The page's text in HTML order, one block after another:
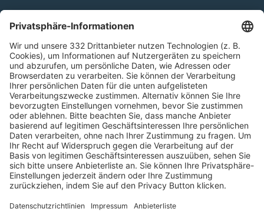
Kontakt
HÄUFIG BESUCHTE SEITEN
Pässe und Vereinswechsel
Trainerausbildung
Schulungsangebot Vereinsmitarbeiter
BFV-Geschäftsstellen
Trainerbörse
Login SpielPlus
FOLGE DEM BFV